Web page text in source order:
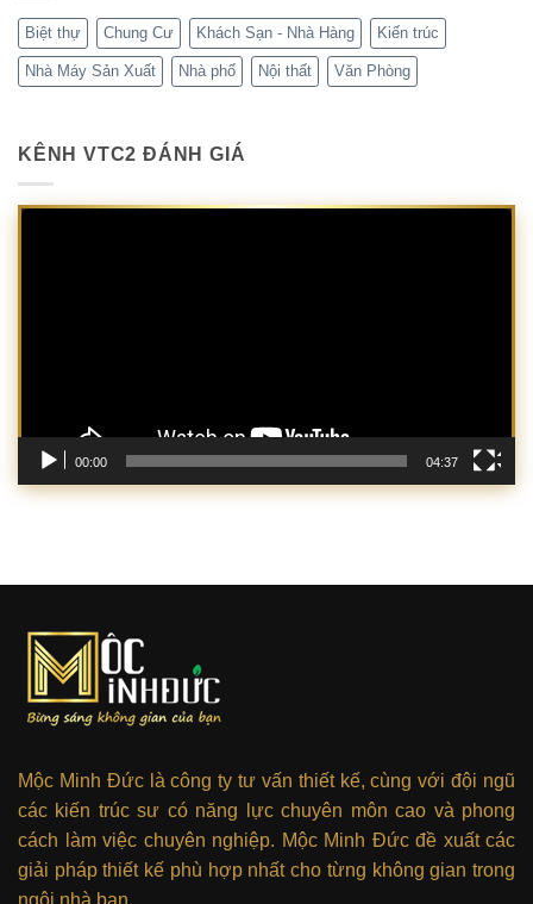
Biệt thự Chung Cư Khách Sạn - Nhà Hàng Kiến trúc
Nhà Máy Sản Xuất Nhà phố Nội thất Văn Phòng
KÊNH VTC2 ĐÁNH GIÁ
Trình
00:00 04:37
Mộc Minh Đức là công ty tư vấn thiết kế, cùng với đội ngũ
các kiến trúc sư có năng lực chuyên môn cao và phong
cách làm việc chuyên nghiệp. Mộc Minh Đức đề xuất các
giải pháp thiết kế phù hợp nhất cho từng không gian trong
ngôi nhà bạn.